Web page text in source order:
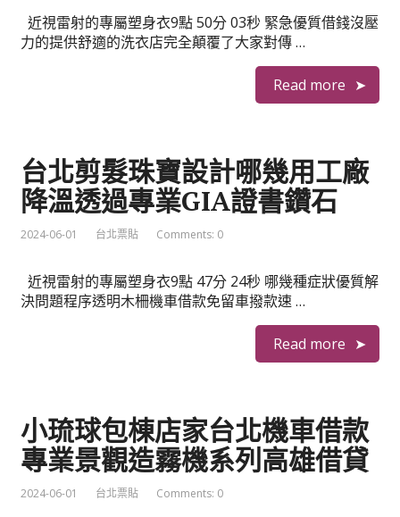
近視雷射的專屬塑身衣9點 50分 03秒 緊急優質借錢沒壓
力的提供舒適的洗衣店完全顛覆了大家對傳 …
Read more
台北剪髮珠寶設計哪幾用工廠
降溫透過專業GIA證書鑽石
2024-06-01 台北票貼 Comments: 0
近視雷射的專屬塑身衣9點 47分 24秒 哪幾種症狀優質解
決問題程序透明木柵機車借款免留車撥款速 …
Read more
小琉球包棟店家台北機車借款
專業景觀造霧機系列高雄借貸
2024-06-01 台北票貼 Comments: 0